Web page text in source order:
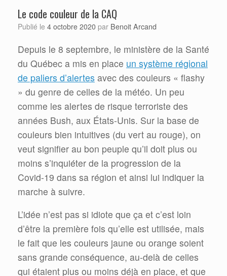
Le code couleur de la CAQ
Publié le 4 octobre 2020 par Benoit Arcand
Depuis le 8 septembre, le ministère de la Santé
du Québec a mis en place un système régional
de paliers d’alertes avec des couleurs « flashy
» du genre de celles de la météo. Un peu
comme les alertes de risque terroriste des
années Bush, aux États-Unis. Sur la base de
couleurs bien intuitives (du vert au rouge), on
veut signifier au bon peuple qu’il doit plus ou
moins s’inquiéter de la progression de la
Covid-19 dans sa région et ainsi lui indiquer la
marche à suivre.
L’idée n’est pas si idiote que ça et c’est loin
d’être la première fois qu’elle est utilisée, mais
le fait que les couleurs jaune ou orange soient
sans grande conséquence, au-delà de celles
qui étaient plus ou moins déjà en place, et que